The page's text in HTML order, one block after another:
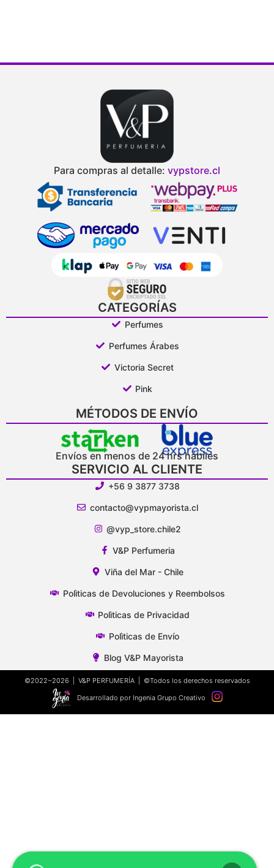
Para compras al detalle: vypstore.cl
CATEGORÍAS
Perfumes
Perfumes Árabes
Victoria Secret
Pink
MÉTODOS DE ENVÍO
Envíos en menos de 24 hrs hábiles
SERVICIO AL CLIENTE
+56 9 3877 3738
contacto@vypmayorista.cl
@vyp_store.chile2
V&P Perfumeria
Viña del Mar - Chile
Polìticas de Devoluciones y Reembolsos
Polìticas de Privacidad
Polìticas de Envío
Blog V&P Mayorista
©2022~2026 | V&P PERFUMERÍA | ©Todos los derechos reservados
Desarrollado por Ingenia Grupo Creativo